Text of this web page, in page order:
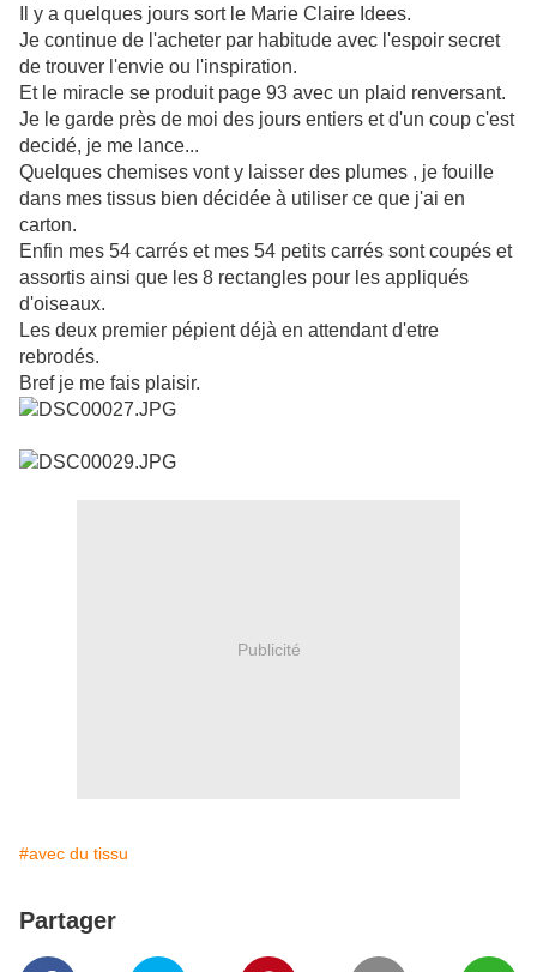
Il y a quelques jours sort le Marie Claire Idees.
Je continue de l'acheter par habitude avec l'espoir secret
de trouver l'envie ou l'inspiration.
Et le miracle se produit page 93 avec un plaid renversant.
Je le garde près de moi des jours entiers et d'un coup c'est
decidé, je me lance...
Quelques chemises vont y laisser des plumes , je fouille
dans mes tissus bien décidée à utiliser ce que j'ai en
carton.
Enfin mes 54 carrés et mes 54 petits carrés sont coupés et
assortis ainsi que les 8 rectangles pour les appliqués
d'oiseaux.
Les deux premier pépient déjà en attendant d'etre
rebrodés.
Bref je me fais plaisir.
Publicité
#avec du tissu
Partager